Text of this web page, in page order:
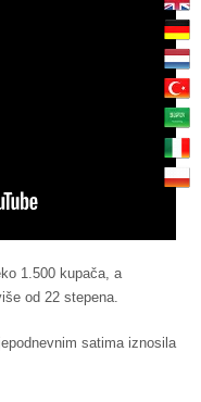
1.500 kupača, a
od 22 stepena.
satima iznosila